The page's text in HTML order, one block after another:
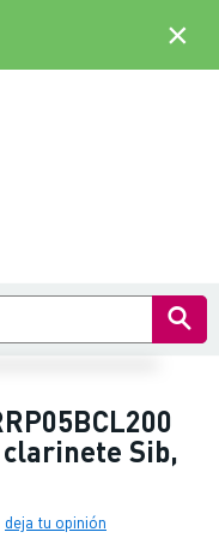
Sib,
deja tu opinión
×